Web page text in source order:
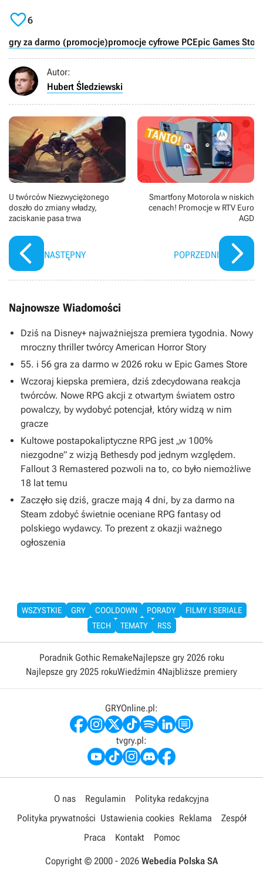
6
gry za darmo (promocje)promocje cyfrowe PCEpic Games Store
Autor:
Hubert Śledziewski
U twórców Niezwyciężonego
doszło do zmiany władzy,
zaciskanie pasa trwa
NASTĘPNY
Smartfony Motorola w niskich
cenach! Promocje w RTV Euro
AGD
POPRZEDNI
Najnowsze Wiadomości
Dziś na Disney+ najważniejsza premiera tygodnia. Nowy
mroczny thriller twórcy American Horror Story
55. i 56 gra za darmo w 2026 roku w Epic Games Store
Wczoraj kiepska premiera, dziś zdecydowana reakcja
twórców. Nowe RPG akcji z otwartym światem ostro
powalczy, by wydobyć potencjał, który widzą w nim
gracze
Kultowe postapokaliptyczne RPG jest „w 100%
niezgodne” z wizją Bethesdy pod jednym względem.
Fallout 3 Remastered pozwoli na to, co było niemożliwe
18 lat temu
Zaczęło się dziś, gracze mają 4 dni, by za darmo na
Steam zdobyć świetnie oceniane RPG fantasy od
polskiego wydawcy. To prezent z okazji ważnego
ogłoszenia
WSZYSTKIE GRY COOLDOWN PORADY
FILMY I SERIALE
TECH
TEMATY RSS
Poradnik Gothic RemakeNajlepsze gry 2026 roku
Najlepsze gry 2025 rokuWiedźmin 4Najbliższe premiery
GRYOnline.pl:
tvgry.pl:
O nas Regulamin
Polityka redakcyjna
Polityka prywatności Ustawienia cookies Reklama
Zespół
Praca
Kontakt Pomoc
Copyright © 2000 - 2026 Webedia Polska SA